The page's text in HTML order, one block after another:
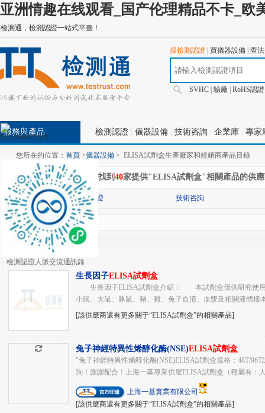
亚洲情趣在线观看_国产伦理精品不卡_欧
測通，檢測認證一站式平臺！
搜檢測認證 買儀器設備 查
SVHC 驗廠 RoHS認證
服務與產品 檢測認證 儀器設備 技術咨詢 企業庫 專家
您所在的位置： 首頁 >儀器設備 > ELISA試劑盒生產廠家和經銷商產品目錄
在"儀器設備"分類下共找到 40家提供"ELISA試劑盒"相關產品的供
分類: 檢測認證 技術咨詢
查找結果
生長因子ELISA試劑盒
生長因子ELISA試劑盒介紹： 本試劑盒僅供研究
小鼠、大鼠、豚鼠、豬、雞、兔子血清、血漿及相關液體樣
[該供應商還有更多關于“ELISA試劑盒”的相關產品]
兔子神經特異性烯醇化酶(NSE)ELISA試劑盒
"兔子神經特異性烯醇化酶(NSE)ELISA試劑盒規格：48T/
詢！謝謝配合！上海一基專業供應ELISA試劑盒（種屬有：
上海一基實業有限公司
[該供應商還有更多關于“ELISA試劑盒”的相關產品]
檢測認證人脈交流通訊錄